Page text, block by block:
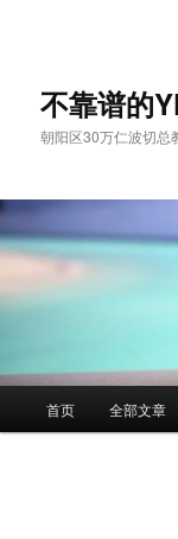
不靠谱的
朝阳区30万仁波切总
首页 全部文章